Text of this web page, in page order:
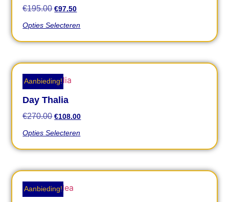
€195.00 €97.50
Opties Selecteren
Aanbieding!
Day Thalia
€270.00 €108.00
Opties Selecteren
Aanbieding!